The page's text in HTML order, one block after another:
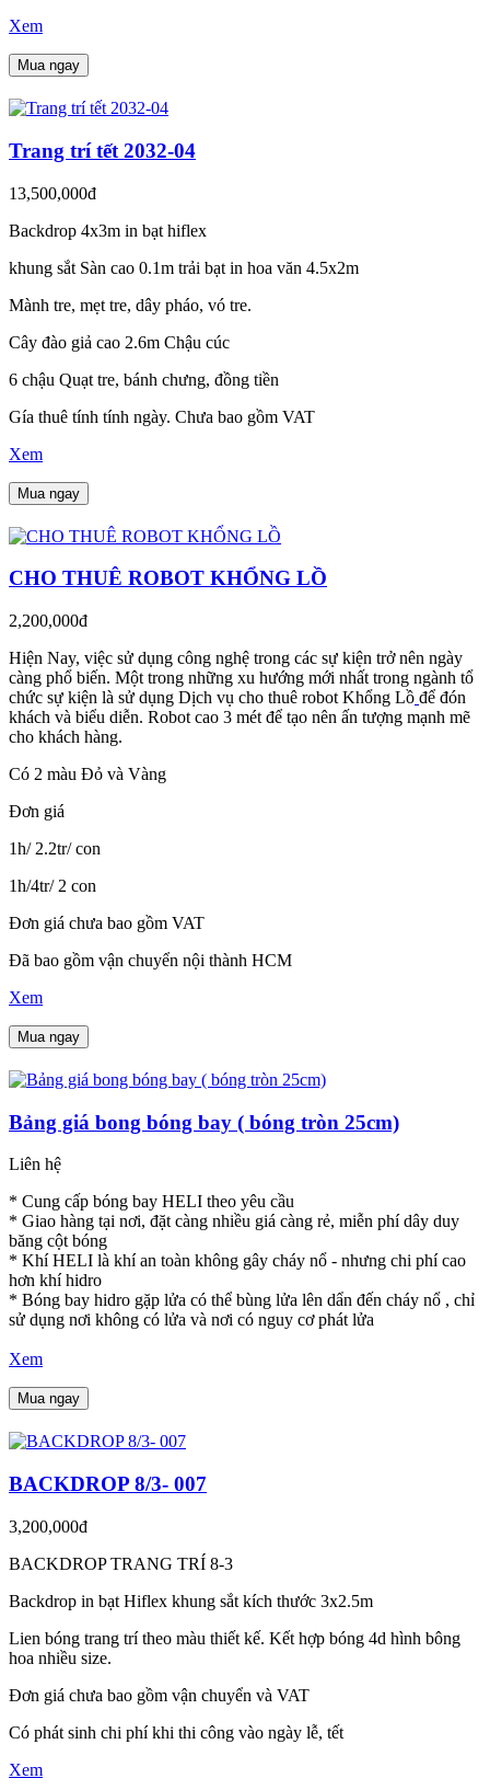
Xem
Mua ngay
Trang trí tết 2032-04
13,500,000đ
Backdrop 4x3m in bạt hiflex
khung sắt Sàn cao 0.1m trải bạt in hoa văn 4.5x2m
Mành tre, mẹt tre, dây pháo, vó tre.
Cây đào giả cao 2.6m Chậu cúc
6 chậu Quạt tre, bánh chưng, đồng tiền
Gía thuê tính tính ngày. Chưa bao gồm VAT
Xem
Mua ngay
CHO THUÊ ROBOT KHỔNG LỒ
2,200,000đ
Hiện Nay, việc sử dụng công nghệ trong các sự kiện trở nên ngày
càng phổ biến. Một trong những xu hướng mới nhất trong ngành tổ
chức sự kiện là sử dụng Dịch vụ cho thuê robot Khổng Lồ để đón
khách và biểu diễn. Robot cao 3 mét để tạo nên ấn tượng mạnh mẽ
cho khách hàng.
Có 2 màu Đỏ và Vàng
Đơn giá
1h/ 2.2tr/ con
1h/4tr/ 2 con
Đơn giá chưa bao gồm VAT
Đã bao gồm vận chuyển nội thành HCM
Xem
Mua ngay
Bảng giá bong bóng bay ( bóng tròn 25cm)
Liên hệ
* Cung cấp bóng bay HELI theo yêu cầu
* Giao hàng tại nơi, đặt càng nhiều giá càng rẻ, miễn phí dây duy
băng cột bóng
* Khí HELI là khí an toàn không gây cháy nổ - nhưng chi phí cao
hơn khí hidro
* Bóng bay hidro gặp lửa có thể bùng lửa lên dẩn đến cháy nổ , chỉ
sử dụng nơi không có lửa và nơi có nguy cơ phát lửa
Xem
Mua ngay
BACKDROP 8/3- 007
3,200,000đ
BACKDROP TRANG TRÍ 8-3
Backdrop in bạt Hiflex khung sắt kích thước 3x2.5m
Lien bóng trang trí theo màu thiết kế. Kết hợp bóng 4d hình bông
hoa nhiều size.
Đơn giá chưa bao gồm vận chuyển và VAT
Có phát sinh chi phí khi thi công vào ngày lễ, tết
Xem